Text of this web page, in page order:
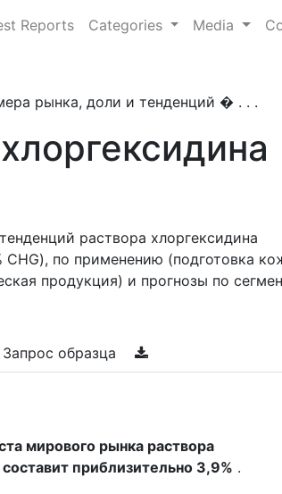
Reports Categories Media
рынка, доли и тенденций � . . .
раствора хлоргексидина
CHG), по применению (подготовка
продукция) и прогнозы по
Запрос образца
мирового рынка раствора
приблизительно 3,9% .